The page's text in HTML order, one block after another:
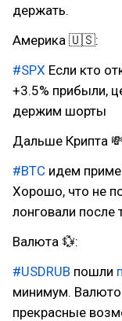
держать.
Америка 🇺🇸:
#SPX Если кто
+3.5% прибыли,
держим шорты
Дальше Крипта
#BTC идем
Хорошо, что не
лонговали после
Валюта 💱:
#USDRUB пошли
минимум.
прекрасные